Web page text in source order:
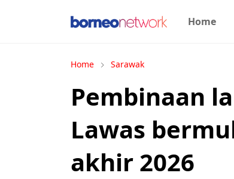
Home
Home Sarawak
Pembinaan
Lawas
akhir 2026